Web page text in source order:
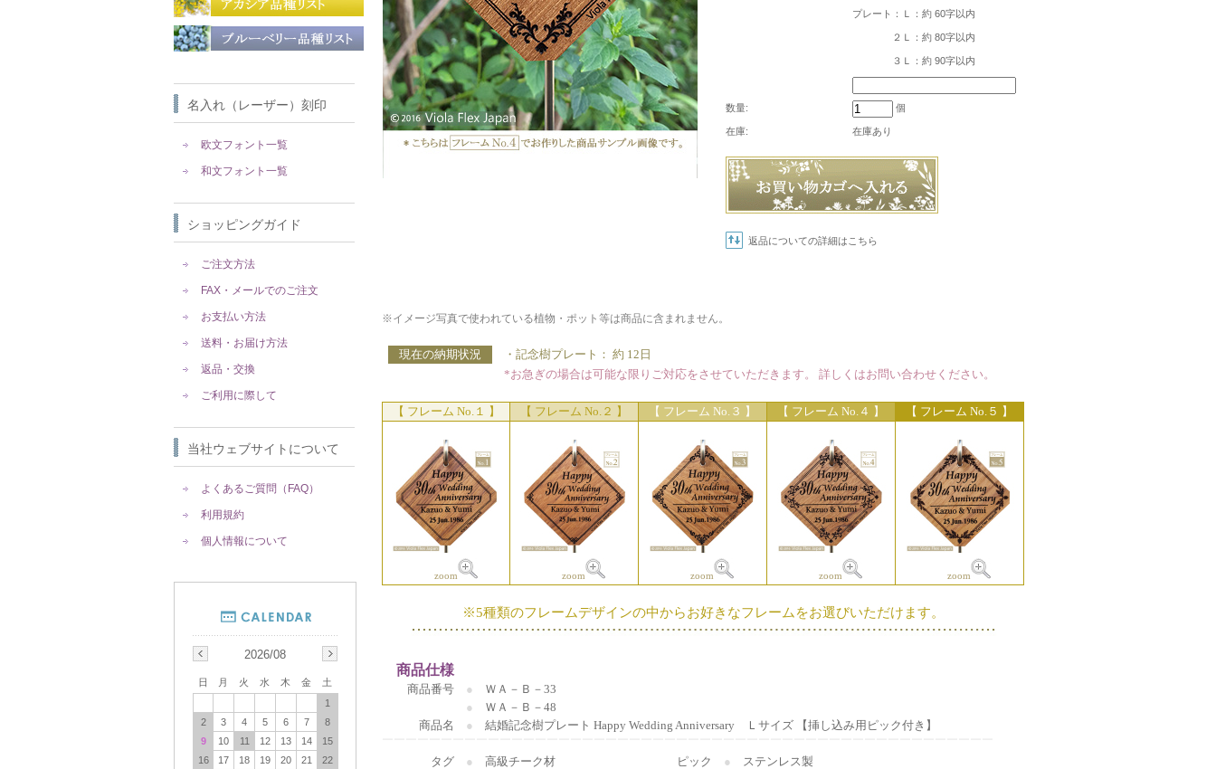
プレート：Ｌ：約 60字以内
２Ｌ：約 80字以内
３Ｌ：約 90字以内
数量: 個
在庫: 在庫あり
返品についての詳細はこちら
※イメージ写真で使われている植物・ポット等は商品に含まれません。
現在の納期状況
・記念樹プレート： 約 12日
*お急ぎの場合は可能な限りご対応をさせていただきます。 詳しくはお問い合わせください。
【 フレーム No.１ 】 【 フレーム No.２ 】 【 フレーム No.３ 】 【 フレーム No.４ 】 【 フレーム No.５ 】
zoom zoom zoom zoom zoom
※5種類のフレームデザインの中からお好きなフレームをお選びいただけます。
商品仕様
商品番号 ● ＷＡ－Ｂ－33
● ＷＡ－Ｂ－48
商品名
● 結婚記念樹プレート Happy Wedding Anniversary Ｌサイズ 【挿し込み用ピック付き】
タグ ● 高級チーク材 ピック ● ステンレス製
名入れ（レーザー）刻印
欧文フォント一覧
和文フォント一覧
ショッピングガイド
ご注文方法
FAX・メールでのご注文
お支払い方法
送料・お届け方法
返品・交換
ご利用に際して
当社ウェブサイトについて
よくあるご質問（FAQ）
利用規約
個人情報について
2026/08
日 月 火 水 木 金
土
1
2
3 4 5 6 7
8
9
10 11 12 13 14
15
16
17 18 19 20 21
22